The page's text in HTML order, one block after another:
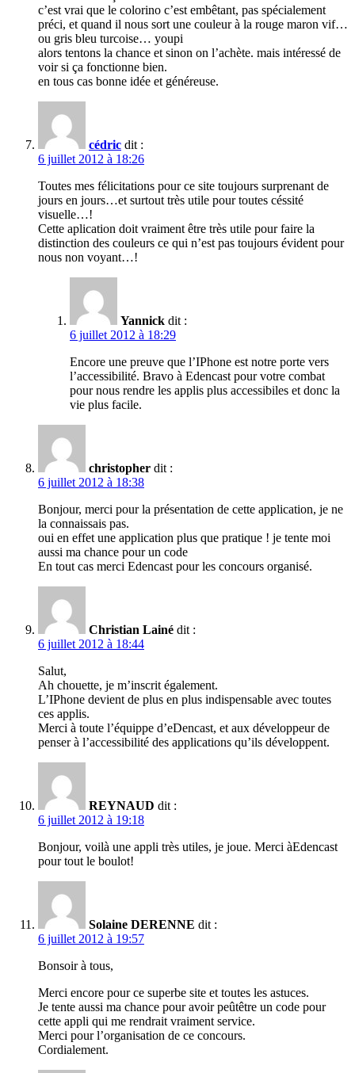
c’est vrai que le colorino c’est embêtant, pas spécialement
préci, et quand il nous sort une couleur à la rouge maron vif…
ou gris bleu turcoise… youpi
alors tentons la chance et sinon on l’achète. mais intéressé de
voir si ça fonctionne bien.
en tous cas bonne idée et généreuse.
cédric dit :
6 juillet 2012 à 18:26
Toutes mes félicitations pour ce site toujours surprenant de
jours en jours…et surtout très utile pour toutes céssité
visuelle…!
Cette aplication doit vraiment être très utile pour faire la
distinction des couleurs ce qui n’est pas toujours évident pour
nous non voyant…!
Yannick dit :
6 juillet 2012 à 18:29
Encore une preuve que l’IPhone est notre porte vers
l’accessibilité. Bravo à Edencast pour votre combat
pour nous rendre les applis plus accessibiles et donc la
vie plus facile.
christopher dit :
6 juillet 2012 à 18:38
Bonjour, merci pour la présentation de cette application, je ne
la connaissais pas.
oui en effet une application plus que pratique ! je tente moi
aussi ma chance pour un code
En tout cas merci Edencast pour les concours organisé.
Christian Lainé dit :
6 juillet 2012 à 18:44
Salut,
Ah chouette, je m’inscrit également.
L’IPhone devient de plus en plus indispensable avec toutes
ces applis.
Merci à toute l’équippe d’eDencast, et aux développeur de
penser à l’accessibilité des applications qu’ils développent.
REYNAUD dit :
6 juillet 2012 à 19:18
Bonjour, voilà une appli très utiles, je joue. Merci àEdencast
pour tout le boulot!
Solaine DERENNE dit :
6 juillet 2012 à 19:57
Bonsoir à tous,
Merci encore pour ce superbe site et toutes les astuces.
Je tente aussi ma chance pour avoir peûtêtre un code pour
cette appli qui me rendrait vraiment service.
Merci pour l’organisation de ce concours.
Cordialement.